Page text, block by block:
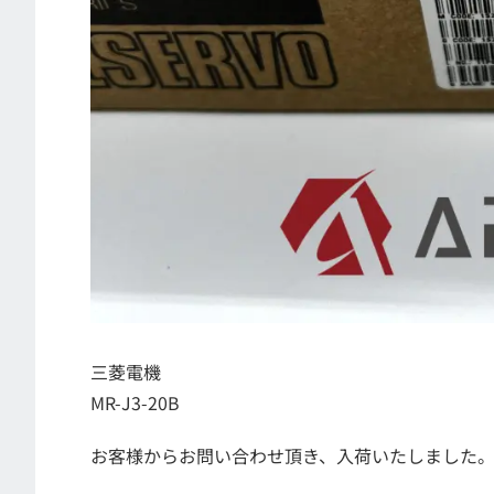
三菱電機
MR-J3-20B
お客様からお問い合わせ頂き、入荷いたしました。